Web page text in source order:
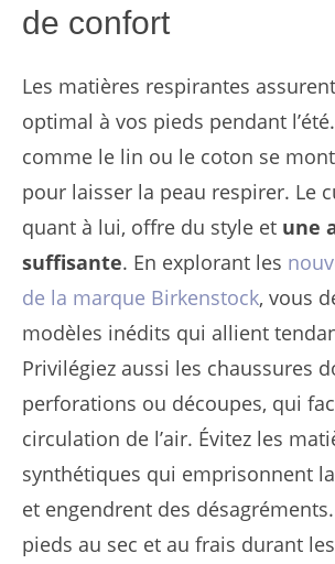
de confort
Les matières respirantes
optimal à vos pieds pendant
comme le lin ou le coton se
pour laisser la peau respirer. Le
quant à lui, offre du style et une
suffisante. En explorant les
de la marque Birkenstock, vous
modèles inédits qui allient
Privilégiez aussi les chaussures
perforations ou découpes, qui
circulation de l’air. Évitez les
synthétiques qui emprisonnent
et engendrent des
pieds au sec et au frais durant